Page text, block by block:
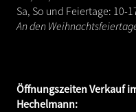
Sa, So und Feiertage: 10-
An den
ÖffnungszeitenVerkauf
Hechelmann: